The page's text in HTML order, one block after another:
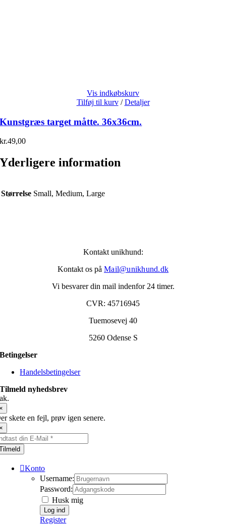
Vis indkøbskurv
Tilføj til kurv / Detaljer
Kunstgræs target måtte. 36x36cm.
kr.49,00
Yderligere information
Størrelse Small, Medium, Large
Kontakt unikhund:
Kontakt os på Mail@unikhund.dk
Vi besvarer din mail indenfor 24 timer.
CVR: 45716945
Tuemosevej 40
5260 Odense S
Betingelser
Handelsbetingelser
Tilmeld nyhedsbrev
skete en fejl, prøv igen senere.
Konto
Username:
Password:
Husk mig
Register